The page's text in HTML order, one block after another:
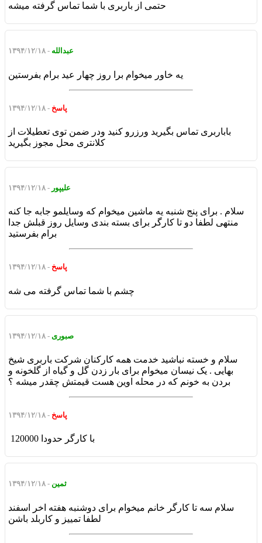
حتمی از باربری با شما تماس گرفته میشه
عبدالله - ۱۳۹۴/۱۲/۱۸
یه خاور میخوام برا روز چهار عید برام بفرستین
پاسخ - ۱۳۹۴/۱۲/۱۸
باباربری تماس بگیرید ورزرو کنید ودر ضمن توی تعطیلات از
کلانتری محل مجوز بگیرید
علیپور - ۱۳۹۴/۱۲/۱۸
سلام . برای پنج شنبه یه ماشین میخوام که وسایلمو جابه جا کنه
منتهی لطفا دو تا کارگر برای بسته بندی وسایل روز قبلش جدا
برام بفرستید
پاسخ - ۱۳۹۴/۱۲/۱۸
چشم با شما تماس گرفته می شه
صبوری - ۱۳۹۴/۱۲/۱۸
سلام و خسته نباشید خدمت همه کارکنان شرکت باربری شیخ
بهایی . یک نیسان میخوام برای بار زدن گل و گیاه از گلخونه و
بردن به خونم که در محله اوین هست قیمتش چقدر میشه ؟
پاسخ - ۱۳۹۴/۱۲/۱۸
با کارگر حدودا 120000
ثمین - ۱۳۹۴/۱۲/۱۸
سلام سه تا کارگر خانم میخوام برای دوشنبه هفته اخر اسفند
لطفا تمییز و کاربلد باشن